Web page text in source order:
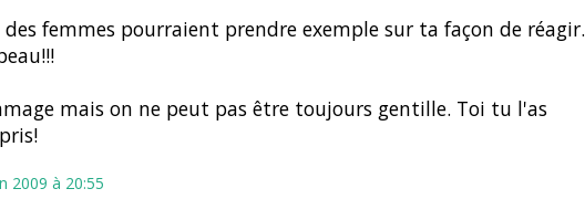
des femmes pourraient prendre exemple sur ta façon de réagir.
mais on ne peut pas être toujours gentille. Toi tu l'as
2009 à 20:55